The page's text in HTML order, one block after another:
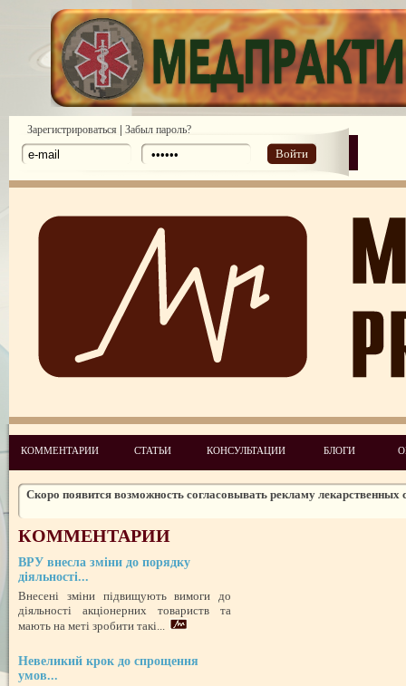
Зарегистрироваться | Забыл пароль?
Войти
КОММЕНТАРИИ СТАТЬИ КОНСУЛЬТАЦИИ БЛОГИ
Законодательство: нормативные акты и проекты №1 2010
Аналитические обзоры законодательства предоставлены компанией
Скоро появится возможность согласовывать рекламу лекарственных
Обзор изменений налогового законодательства на 2012 год
КОММЕНТАРИИ
ВРУ внесла зміни до порядку
діяльності...
Внесені зміни підвищують вимоги до
діяльності акціонерних товариств та
мають на меті зробити такі...
Невеликий крок до спрощення
умов...